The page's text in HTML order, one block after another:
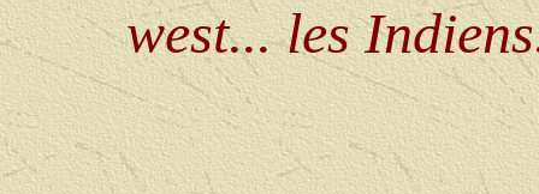
west... les